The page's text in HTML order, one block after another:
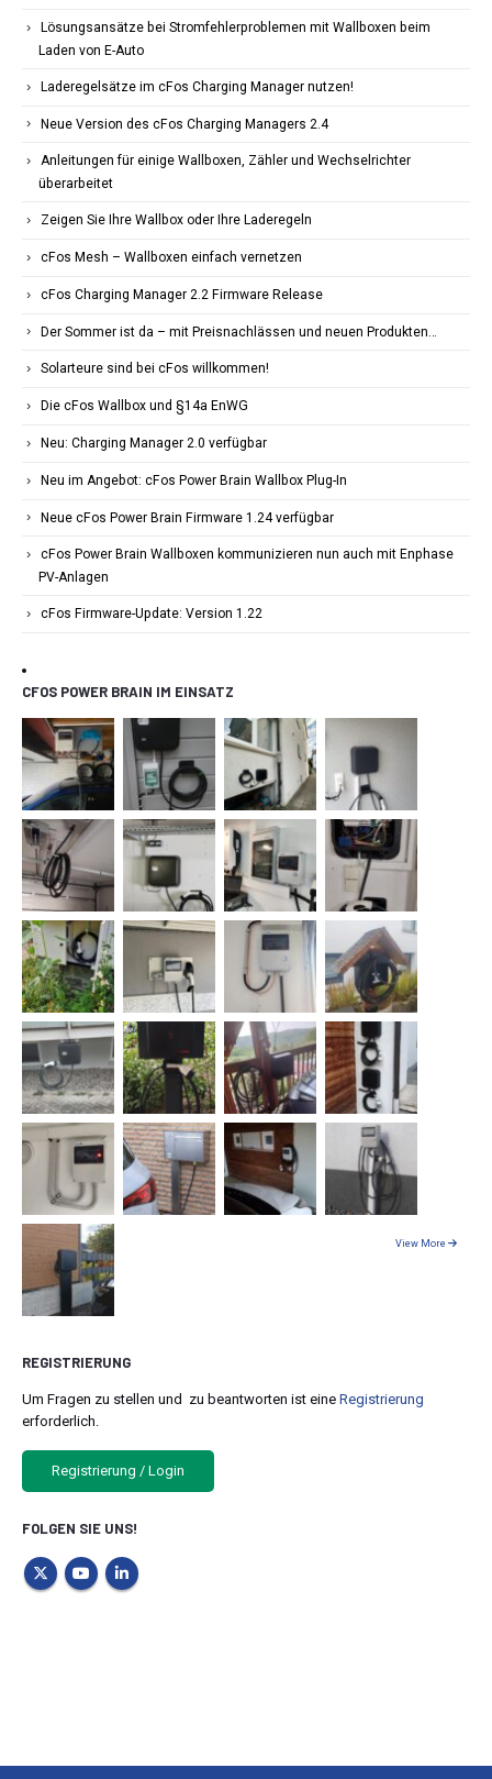
Lösungsansätze bei Stromfehlerproblemen mit Wallboxen beim
Laden von E-Auto
Laderegelsätze im cFos Charging Manager nutzen!
Neue Version des cFos Charging Managers 2.4
Anleitungen für einige Wallboxen, Zähler und Wechselrichter
überarbeitet
Zeigen Sie Ihre Wallbox oder Ihre Laderegeln
cFos Mesh – Wallboxen einfach vernetzen
cFos Charging Manager 2.2 Firmware Release
Der Sommer ist da – mit Preisnachlässen und neuen Produkten…
Solarteure sind bei cFos willkommen!
Die cFos Wallbox und §14a EnWG
Neu: Charging Manager 2.0 verfügbar
Neu im Angebot: cFos Power Brain Wallbox Plug-In
Neue cFos Power Brain Firmware 1.24 verfügbar
cFos Power Brain Wallboxen kommunizieren nun auch mit Enphase
PV-Anlagen
cFos Firmware-Update: Version 1.22
CFOS POWER BRAIN IM EINSATZ
View More
REGISTRIERUNG
Um Fragen zu stellen und zu beantworten ist eine Registrierung
erforderlich.
Registrierung / Login
FOLGEN SIE UNS!